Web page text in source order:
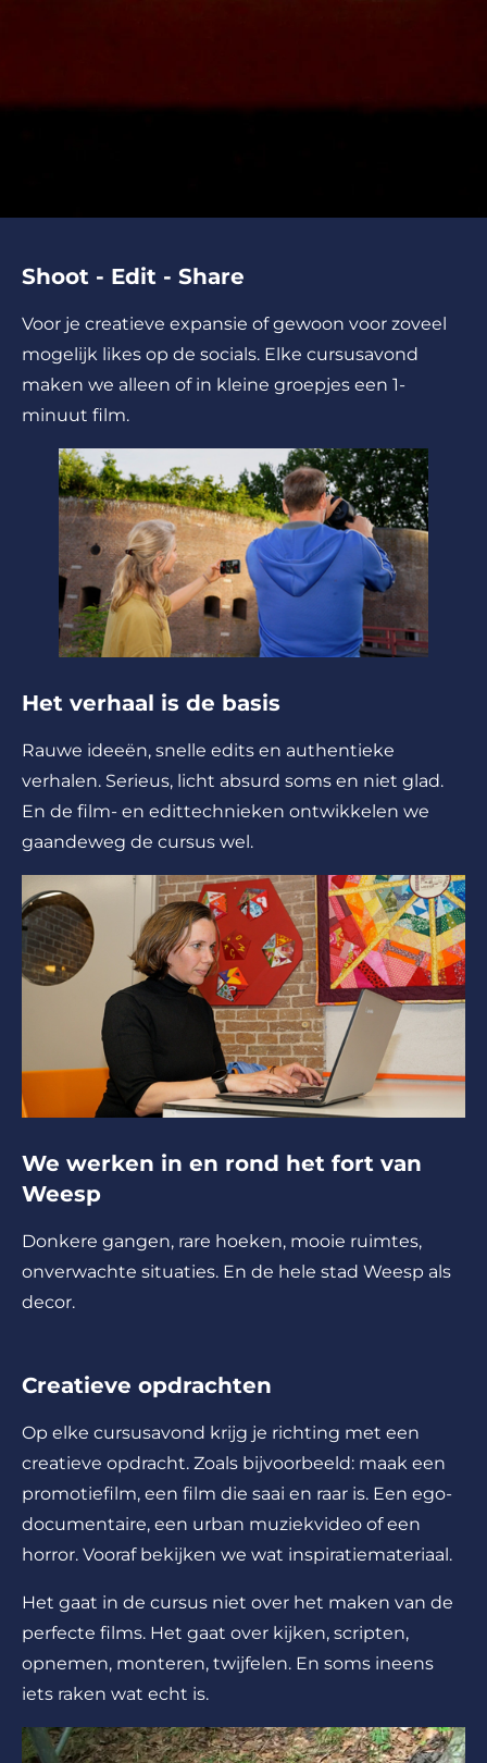
Shoot - Edit - Share
Voor je creatieve expansie of gewoon voor zoveel
mogelijk likes op de socials. Elke cursusavond
maken we alleen of in kleine groepjes een 1-
minuut film.
Het verhaal is de basis
Rauwe ideeën, snelle edits en authentieke
verhalen. Serieus, licht absurd soms en niet glad.
En de film- en edittechnieken ontwikkelen we
gaandeweg de cursus wel.
We werken in en rond het fort van
Weesp
Donkere gangen, rare hoeken, mooie ruimtes,
onverwachte situaties. En de hele stad Weesp als
decor.
Creatieve opdrachten
Op elke cursusavond krijg je richting met een
creatieve opdracht. Zoals bijvoorbeeld: maak een
promotiefilm, een film die saai en raar is. Een ego-
documentaire, een urban muziekvideo of een
horror. Vooraf bekijken we wat inspiratiemateriaal.
Het gaat in de cursus niet over het maken van de
perfecte films. Het gaat over kijken, scripten,
opnemen, monteren, twijfelen. En soms ineens
iets raken wat echt is.